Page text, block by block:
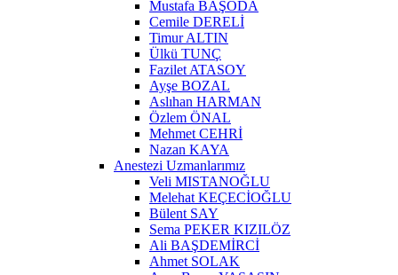
Mustafa BAŞODA
Cemile DERELİ
Timur ALTIN
Ülkü TUNÇ
Fazilet ATASOY
Ayşe BOZAL
Aslıhan HARMAN
Özlem ÖNAL
Mehmet CEHRİ
Nazan KAYA
Anestezi Uzmanlarımız
Veli MISTANOĞLU
Melehat KEÇECİOĞLU
Bülent SAY
Sema PEKER KIZILÖZ
Ali BAŞDEMİRCİ
Ahmet SOLAK